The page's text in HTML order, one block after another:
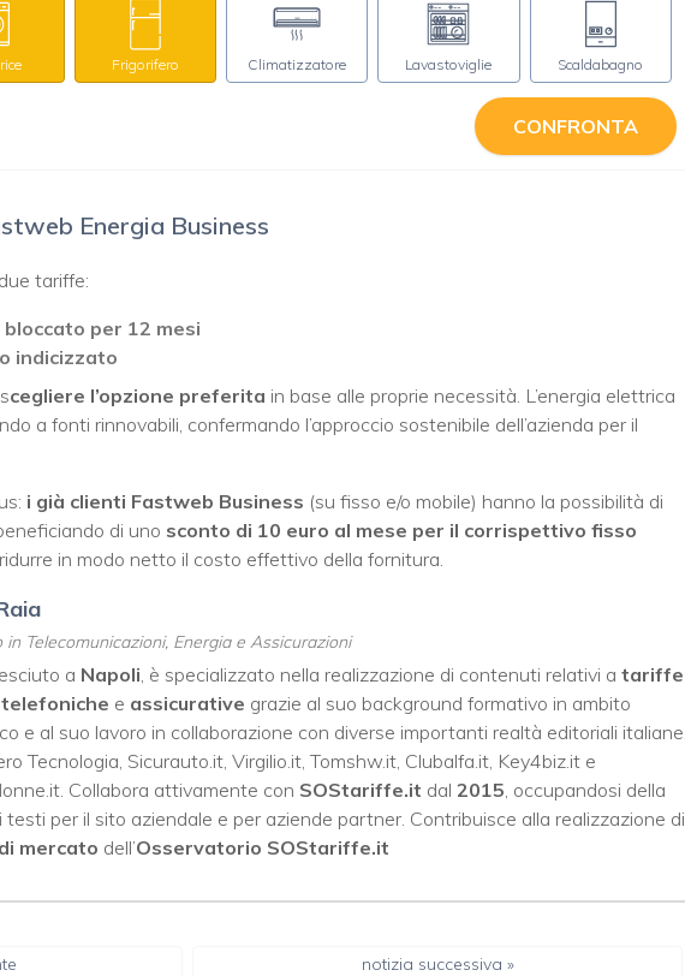
Frigorifero Climatizzatore Lavastoviglie Scaldabagno
CONFRONTA
Energia Business
tariffe:
per 12 mesi
indicizzato
cegliere l’opzione preferita in base alle proprie necessità. L’energia elettrica
a fonti rinnovabili, confermando l’approccio sostenibile dell’azienda per il
i già clienti Fastweb Business (su fisso e/o mobile) hanno la possibilità di
di uno sconto di 10 euro al mese per il corrispettivo fisso
in modo netto il costo effettivo della fornitura.
in Telecomunicazioni, Energia e Assicurazioni
a Napoli , è specializzato nella realizzazione di contenuti relativi a tariffe
e assicurative grazie al suo background formativo in ambito
e al suo lavoro in collaborazione con diverse importanti realtà editoriali italiane,
Tecnologia Sicurauto.it Virgilio.it Tomshw.it Clubalfa.it Key4biz.it e
. Collabora attivamente con SOStariffe.it dal 2015 , occupandosi della
testi per il sito aziendale e per aziende partner. Contribuisce alla realizzazione di
mercato dell’Osservatorio SOStariffe.it
notizia successiva »